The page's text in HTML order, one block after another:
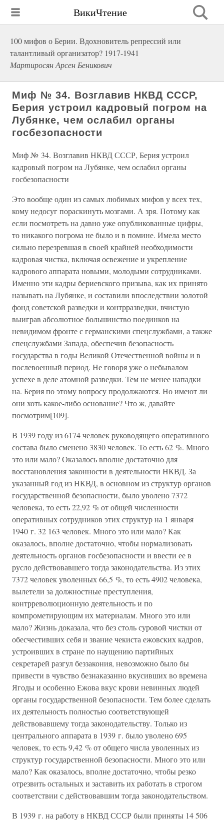
ВикиЧтение
100 мифов о Берии. Вдохновитель репрессий или
талантливый организатор? 1917-1941
Мартиросян Арсен Беникович
Миф № 34. Возглавив НКВД СССР,
Берия устроил кадровый погром на
Лубянке, чем ослабил органы
госбезопасности
Миф № 34. Возглавив НКВД СССР, Берия устроил
кадровый погром на Лубянке, чем ослабил органы
госбезопасности
Это вообще один из самых любимых мифов у всех тех,
кому недосуг пораскинуть мозгами. А зря. Потому как
если посмотреть на давно уже опубликованные цифры,
то никакого погрома не было и в помине. Имела место
сильно перезревшая в своей крайней необходимости
кадровая чистка, включая освежение и укрепление
кадрового аппарата новыми, молодыми сотрудниками.
Именно эти кадры бериевского призыва, как их принято
называть на Лубянке, и составили впоследствии золотой
фонд советской разведки и контрразведки, вчистую
выиграв абсолютное большинство поединков на
невидимом фронте с германскими спецслужбами, а также
спецслужбами Запада, обеспечив безопасность
государства в годы Великой Отечественной войны и в
послевоенный период. Не говоря уже о небывалом
успехе в деле атомной разведки. Тем не менее нападки
на. Берия по этому вопросу продолжаются. Но имеют ли
они хоть какое-либо основание? Что ж, давайте
посмотрим[109].
В 1939 году из 6174 человек руководящего оперативного
состава было сменено 3830 человек. То есть 62 %. Много
это или мало? Оказалось вполне достаточно для
восстановления законности в деятельности НКВД. За
указанный год из НКВД, в основном из структур органов
государственной безопасности, было уволено 7372
человека, то есть 22,92 % от общей численности
оперативных сотрудников этих структур на 1 января
1940 г. 32 163 человек. Много это или мало? Как
оказалось, вполне достаточно, чтобы нормализовать
деятельность органов госбезопасности и ввести ее в
русло действовавшего тогда законодательства. Из этих
7372 человек уволенных 66,5 %, то есть 4902 человека,
вылетели за должностные преступления,
контрреволюционную деятельность и по
компрометирующим их материалам. Много это или
мало? Жизнь доказала, что без столь суровой чистки от
обесчестивших себя и звание чекиста ежовских кадров,
устроивших в стране по наущению партийных
секретарей разгул беззакония, невозможно было бы
привести в чувство безнаказанно вкусивших во времена
Ягоды и особенно Ежова вкус крови невинных людей
органы государственной безопасности. Тем более сделать
их деятельность полностью соответствующей
действовавшему тогда законодательству. Только из
центрального аппарата в 1939 г. было уволено 695
человек, то есть 9,42 % от общего числа уволенных из
структур государственной безопасности. Много это или
мало? Как оказалось, вполне достаточно, чтобы резко
отрезвить остальных и заставить их работать в строгом
соответствии с действовавшим тогда законодательством.
В 1939 г. на работу в НКВД СССР были приняты 14 506